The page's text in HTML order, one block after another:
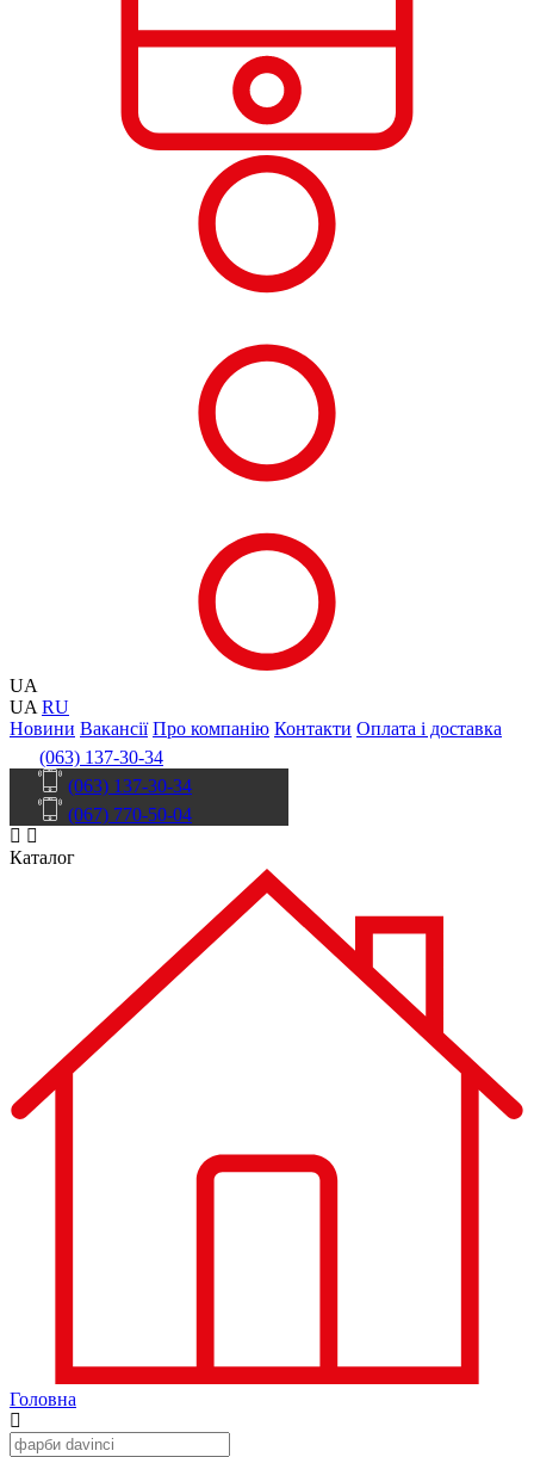
UA
UA RU
Новини Вакансії Про компанію Контакти Оплата і доставка
(063) 137-30-34
(063) 137-30-34
(067) 770-50-04
Каталог
Головна